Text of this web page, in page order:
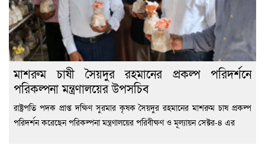
মাশরুম চাষী সৈয়দুর রহমানের প্রকল্প পরিদর্শনে
পরিকল্পনা মন্ত্রণালয়ের উপসচিব
রাষ্ট্রপতি পদক প্রাপ্ত দক্ষিণ সুরমার কৃষক সৈয়দুর রহমানের মাশরুম চাষ প্রকল্প
পরিদর্শন করেছেন পরিকল্পনা মন্ত্রণালয়ের পরিবীক্ষণ ও মূল্যায়ন সেক্টর-৪ এর